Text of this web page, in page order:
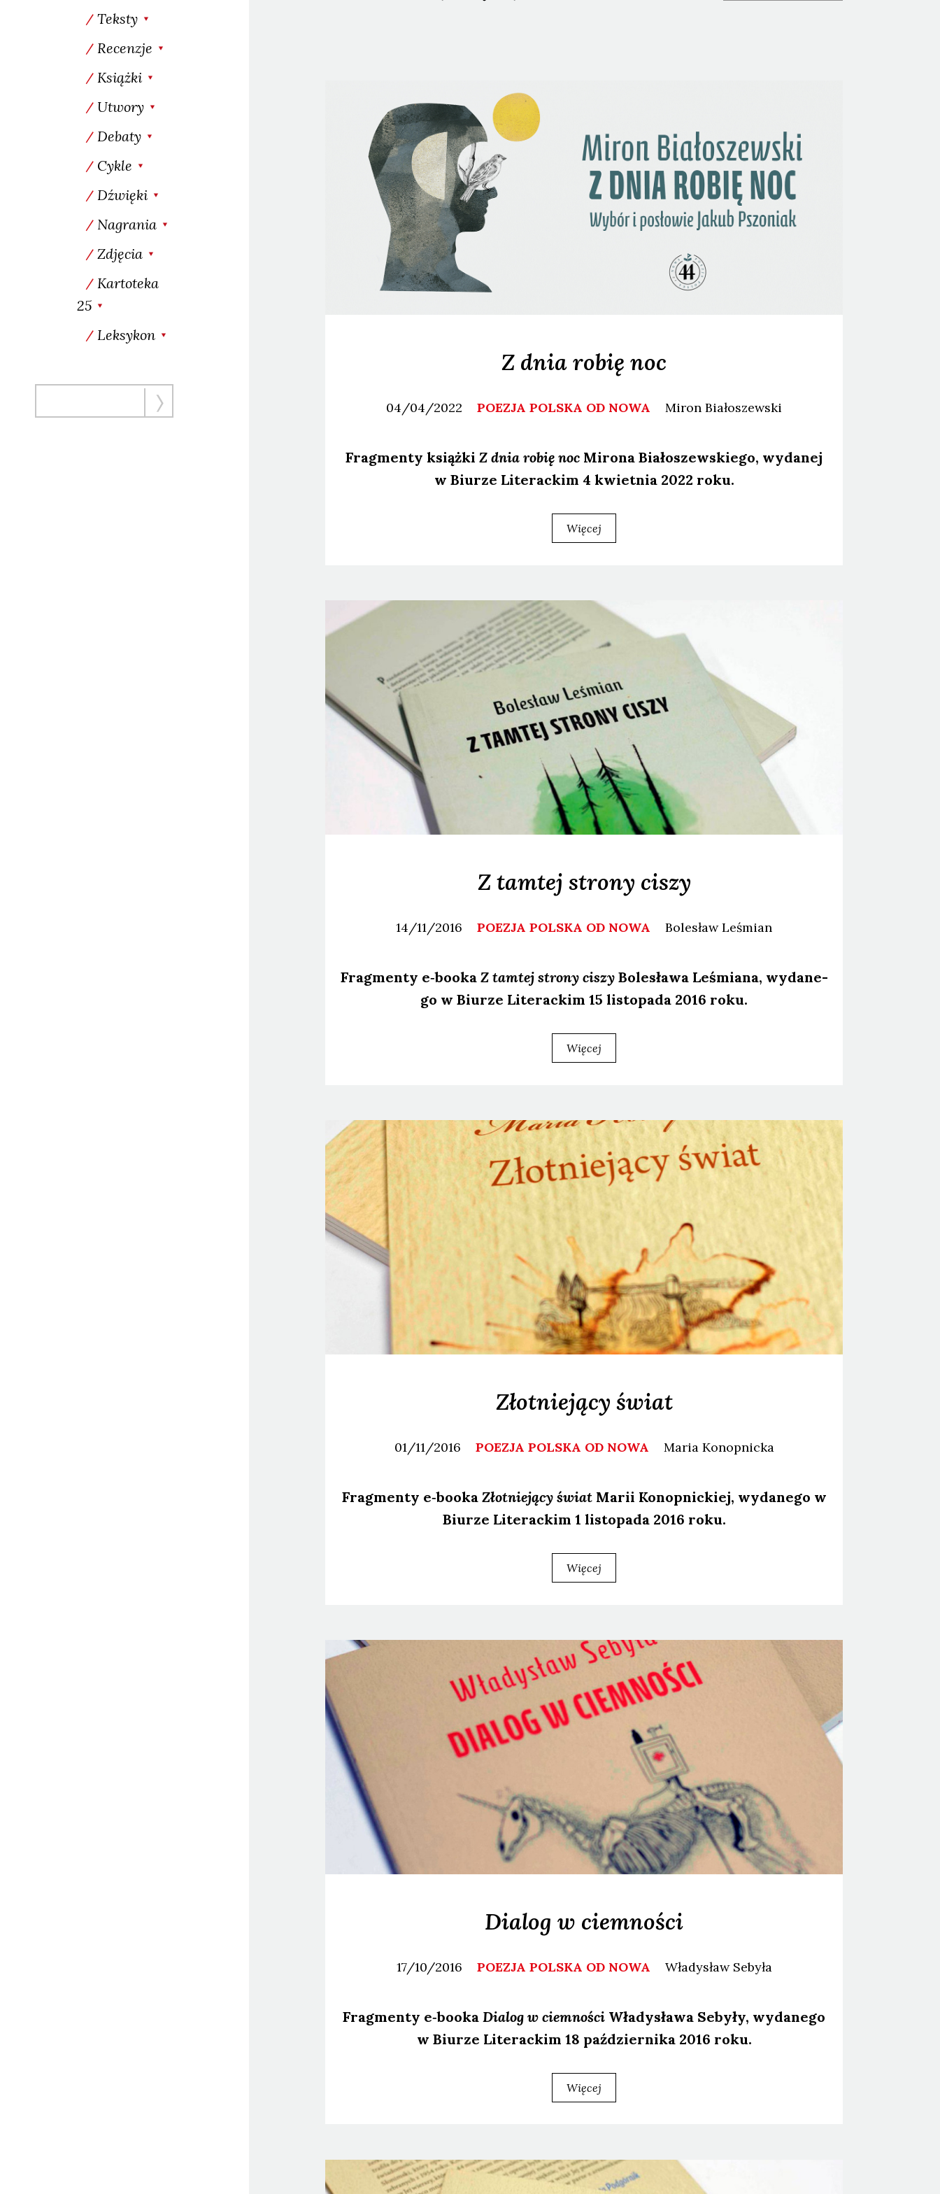
Teksty
Recenzje
Książki
Utwory
Debaty
Cykle
Dźwięki
Nagrania
Zdjęcia
Kartoteka
25
Leksykon
Z dnia robię noc
04/04/2022 POEZJA POLSKA OD NOWA MironBiałoszewski
Frag­men­ty książ­kiZ dnia robię noc Miro­na Bia­ło­szew­skie­go, wyda­nej
w Biu­rze Lite­rac­kim 4 kwiet­nia 2022 roku.
Więcej
Z tamtej strony ciszy
14/11/2016 POEZJA POLSKA OD NOWA BolesławLeśmian
Frag­men­ty e‑booka Z tam­tej stro­ny ciszyBole­sła­wa Leśmia­na, wyda­ne­
go w Biu­rze Lite­rac­kim 15 listo­pa­da 2016 roku.
Więcej
Złotniejący świat
01/11/2016 POEZJA POLSKA OD NOWA Maria Konopnicka
Frag­men­ty e‑booka Złot­nie­ją­cy światMarii Konop­nic­kiej, wyda­ne­go w
Biu­rze Lite­rac­kim 1 listo­pa­da 2016 roku.
Więcej
Dialog w ciemności
17/10/2016 POEZJA POLSKA OD NOWA Władysław Sebyła
Frag­men­ty e‑booka Dia­log w ciem­no­ści Wła­dy­sła­wa Seby­ły, wyda­ne­go
w Biu­rze Lite­rac­kim 18 paź­dzier­ni­ka 2016 roku.
Więcej